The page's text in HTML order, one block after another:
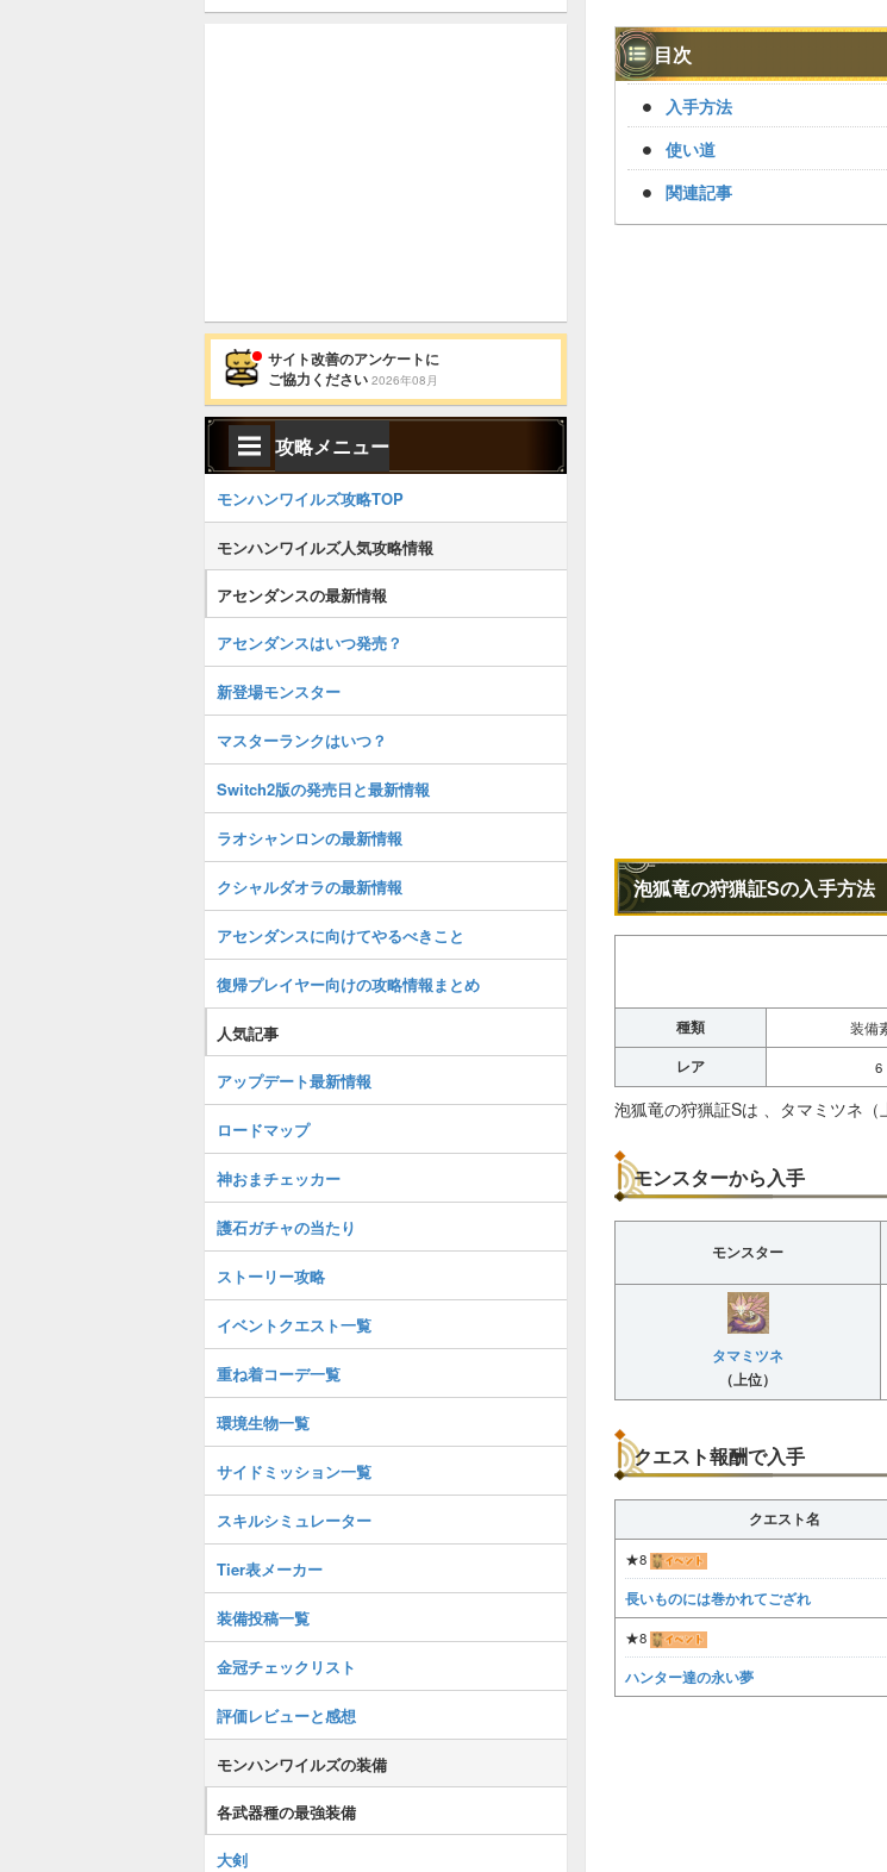
目次
入手方法
使い道
関連記事
泡狐竜の狩猟証Sの入手方法
種類 装備
レア 6
泡狐竜の狩猟証Sは 、タマミツネ（
モンスターから入手
モンスター
タマミツネ
（上位）
クエスト報酬で入手
クエスト名
★8
長いものには巻かれてござれ
★8
ハンター達の永い夢
サイト改善のアンケートに
ご協力ください 2026年08月
攻略メニュー
モンハンワイルズ攻略TOP
モンハンワイルズ人気攻略情報
アセンダンスの最新情報
アセンダンスはいつ発売？
新登場モンスター
マスターランクはいつ？
Switch2版の発売日と最新情報
ラオシャンロンの最新情報
クシャルダオラの最新情報
アセンダンスに向けてやるべきこと
復帰プレイヤー向けの攻略情報まとめ
人気記事
アップデート最新情報
ロードマップ
神おまチェッカー
護石ガチャの当たり
ストーリー攻略
イベントクエスト一覧
重ね着コーデ一覧
環境生物一覧
サイドミッション一覧
スキルシミュレーター
Tier表メーカー
装備投稿一覧
金冠チェックリスト
評価レビューと感想
モンハンワイルズの装備
各武器種の最強装備
大剣